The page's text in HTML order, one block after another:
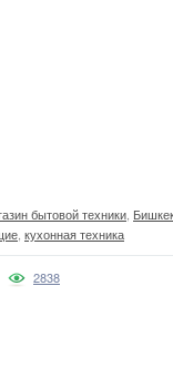
бытовой техники
кухонная техника
2838